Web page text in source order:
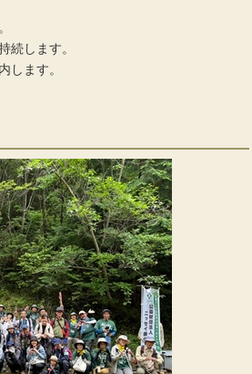
続します。
します。